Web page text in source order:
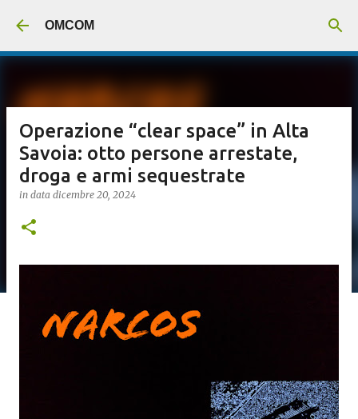
OMCOM
Operazione “clear space” in Alta
Savoia: otto persone arrestate,
droga e armi sequestrate
in data dicembre 20, 2024